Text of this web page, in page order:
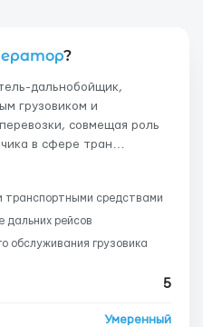
?
дальнобойщик,
грузовиком и
совмещая роль
в сфере тран…
транспортными средствами
дальних рейсов
обслуживания грузовика
5
Умеренный